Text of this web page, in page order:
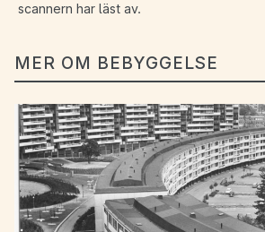
scannern har läst av.
MER OM BEBYGGELSE